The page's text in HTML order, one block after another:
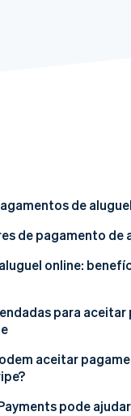
de
de pagamento de
online:
online:
para
aceitar
pode ajudar